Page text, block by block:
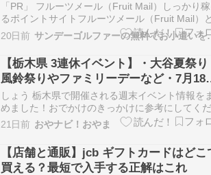
「PR」 フルーツメール（Fruit Mail）しっかり
るポイントサイトフルーツメール（Fruit Mail）
は？アイブリッジ株式会社が運営する大人気の
ポイントサイトです。メール広告のクリックや
ケート、CM閲覧、ウェブ検索、ゲーム参加でポ
ントがどんどん貯まりまり、…
20日前 サンデーゴ
【栃木県 3連休イベント】・大谷夏祭り
風鈴祭りやファミリーデーなど・7月18
日〜20日のおすすめイベントを紹介
しょう 栃木県で開催される週末イベント情報を
めました！おでかけのきっかけに参考にしてく
いね。 栃木県 週末イベント情報 「今週末はど
行こう？」を解決！栃木県で2026年7月18日(土)
20日(月)の3連休 に開催される主なイベント情報
まとめました。ぜひお出かけの…
21日前 おやナビ！おやま
【店舗と通販】jcb ギフトカードはどこ
買える？最短で入手する正解はこれ